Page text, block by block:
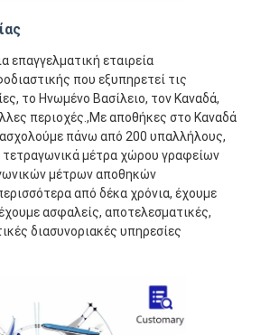
επαγγελματική εταιρεία
που εξυπηρετεί τις
το Ηνωμένο Βασίλειο, τον Καναδά,
περιοχές.,Με αποθήκες στο Καναδά
πάνω από 200 υπαλλήλους,
τετραγωνικά μέτρα χώρου γραφείων
μέτρων αποθηκών
από δέκα χρόνια, έχουμε
ασφαλείς, αποτελεσματικές,
διασυνοριακές υπηρεσίες